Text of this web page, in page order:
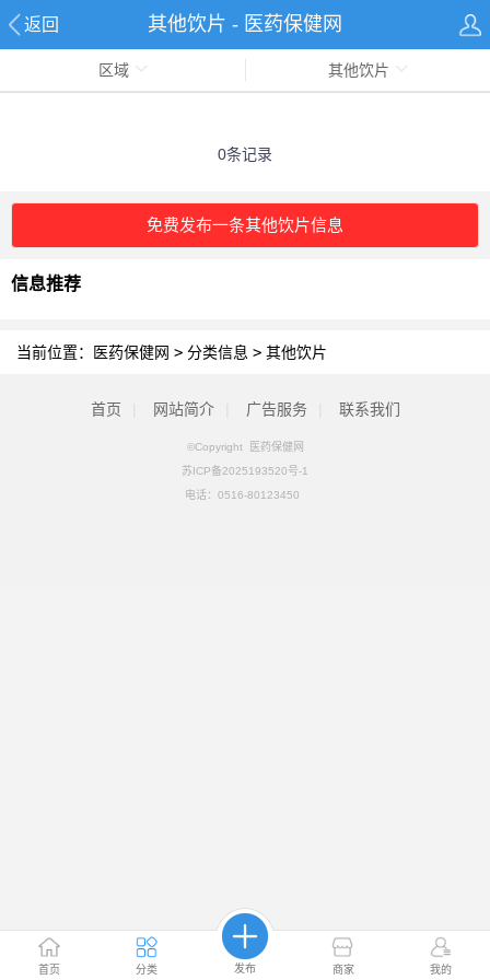
返回 其他饮片 - 医药保健网
首页 分类 发布 商家 我的
区域 其他饮片
0条记录
免费发布一条其他饮片信息
信息推荐
当前位置： 医药保健网 > 分类信息 > 其他饮片
首页 网站简介 广告服务 联系我们
©Copyright 医药保健网
苏ICP备2025193520号-1
电话： 0516-80123450